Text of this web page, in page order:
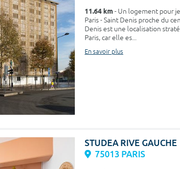
11.64 km- Un logement pour
Paris - Saint Denis proche du
Denis est une localisation
Paris, car elle es...
En savoir plus
STUDEA RIVE GAUCHE
75013 PARIS